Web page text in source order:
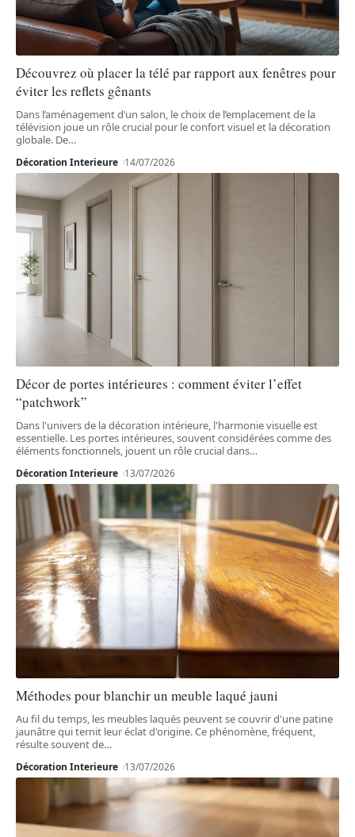
Découvrez où placer la télé par rapport aux fenêtres pour
éviter les reflets gênants
Dans l’aménagement d’un salon, le choix de l’emplacement de la
télévision joue un rôle crucial pour le confort visuel et la décoration
globale. De…
Décoration Interieure 14/07/2026
Décor de portes intérieures : comment éviter l’effet
“patchwork”
Dans l'univers de la décoration intérieure, l'harmonie visuelle est
essentielle. Les portes intérieures, souvent considérées comme des
éléments fonctionnels, jouent un rôle crucial dans…
Décoration Interieure 13/07/2026
Méthodes pour blanchir un meuble laqué jauni
Au fil du temps, les meubles laqués peuvent se couvrir d'une patine
jaunâtre qui ternit leur éclat d'origine. Ce phénomène, fréquent,
résulte souvent de…
Décoration Interieure 13/07/2026